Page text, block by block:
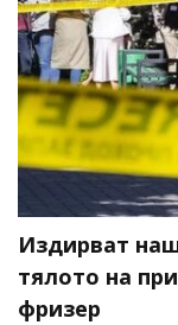
Издирват
тялото на
фризер